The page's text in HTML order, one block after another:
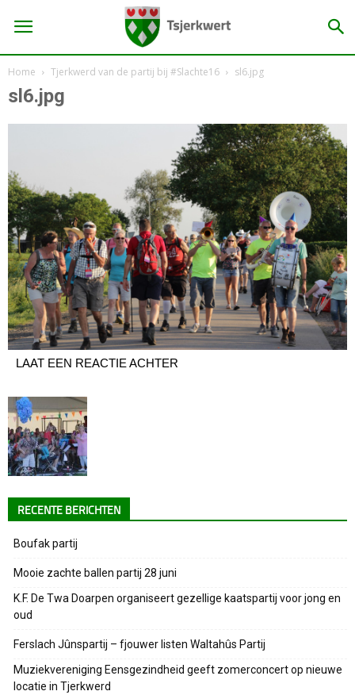
Home Tjerkwerd van de partij bij #Slachte16 sl6.jpg
sl6.jpg
LAAT EEN REACTIE ACHTER
RECENTE BERICHTEN
Boufak partij
Mooie zachte ballen partij 28 juni
K.F. De Twa Doarpen organiseert gezellige kaatspartij voor jong en
oud
Ferslach Jûnspartij – fjouwer listen Waltahûs Partij
Muziekvereniging Eensgezindheid geeft zomerconcert op nieuwe
locatie in Tjerkwerd